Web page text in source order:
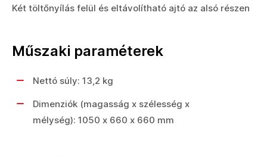
Két töltőnyílás felül és eltávolítható ajtó az alsó részen
Műszaki paraméterek
Nettó súly: 13,2 kg
Dimenziók (magasság x szélesség x
mélység): 1050 x 660 x 660 mm